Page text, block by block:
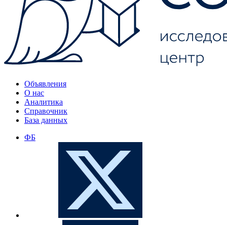
Объявления
О нас
Аналитика
Справочник
База данных
ФБ